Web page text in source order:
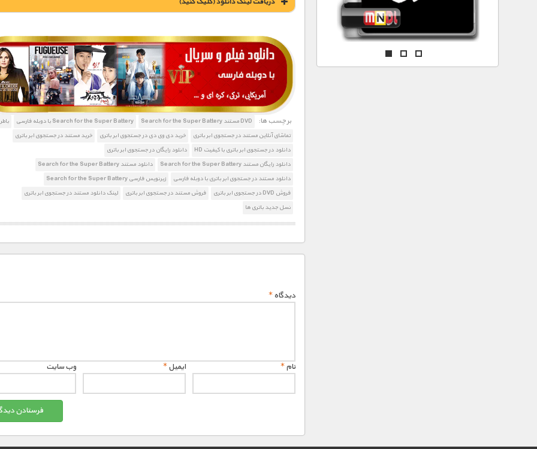
1900 تومان – خريد لينک دانلود (افزودن به سبد خريد)
برچسب ها: DVD مستند Search for the Super Battery Search for the Super Battery با دوبله فارسی
تماشای آنلاین مستند در جستجوی ابر باتری
خرید دی وی دی در جستجوی ابر باتری
خرید مستند در جستجوی ابر باتری
دانلود در جستجوی ابر باتری با کیفیت HD
دانلود رایگان در جستجوی ابر باتری
دانلود رایگان مستند Search for the Super Battery
دانلود مستند Search for the Super Battery
دانلود مستند در جستجوی ابر باتری با دوبله فارسی
زیرنویس فارسی Search for the Super Battery
فروش DVD در جستجوی ابر باتری
فروش مستند در جستجوی ابر باتری
لینک دانلود مستند در جستجوی ابر باتری
نسل جدید باتری ها
دیدگاه*
نام* ایمیل* وب‌ سایت